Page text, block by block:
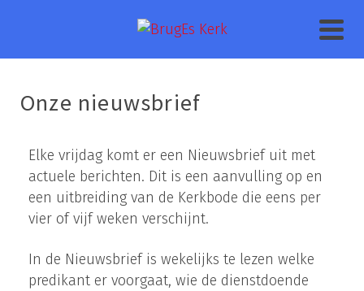
Onze nieuwsbrief
Elke vrijdag komt er een Nieuwsbrief uit met
actuele berichten. Dit is een aanvulling op en
een uitbreiding van de Kerkbode die eens per
vier of vijf weken verschijnt.
In de Nieuwsbrief is wekelijks te lezen welke
predikant er voorgaat, wie de dienstdoende